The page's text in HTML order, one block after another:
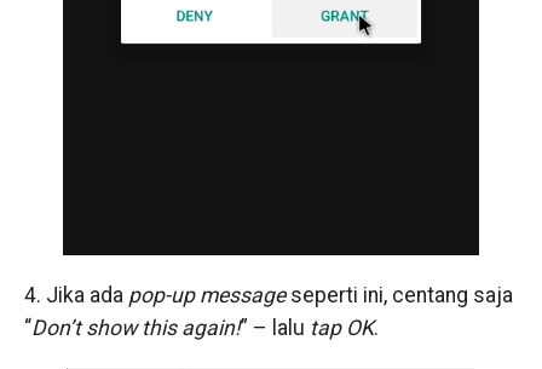
4. Jika ada pop-up messageseperti ini, centang saja
“Don’t show this again!” – lalu tap OK.